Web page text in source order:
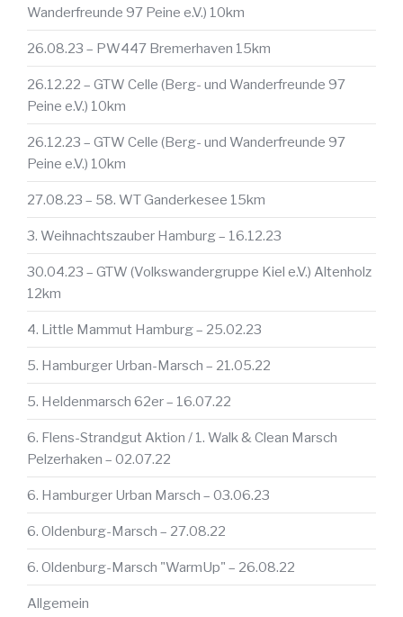
Wanderfreunde 97 Peine e.V.) 10km
26.08.23 – PW447 Bremerhaven 15km
26.12.22 – GTW Celle (Berg- und Wanderfreunde 97
Peine e.V.) 10km
26.12.23 – GTW Celle (Berg- und Wanderfreunde 97
Peine e.V.) 10km
27.08.23 – 58. WT Ganderkesee 15km
3. Weihnachtszauber Hamburg – 16.12.23
30.04.23 – GTW (Volkswandergruppe Kiel e.V.) Altenholz
12km
4. Little Mammut Hamburg – 25.02.23
5. Hamburger Urban-Marsch – 21.05.22
5. Heldenmarsch 62er – 16.07.22
6. Flens-Strandgut Aktion / 1. Walk & Clean Marsch
Pelzerhaken – 02.07.22
6. Hamburger Urban Marsch – 03.06.23
6. Oldenburg-Marsch – 27.08.22
6. Oldenburg-Marsch "WarmUp" – 26.08.22
Allgemein